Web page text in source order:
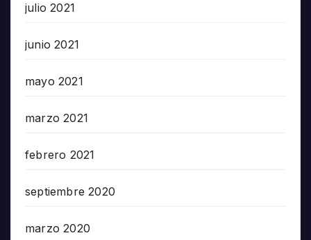
julio 2021
junio 2021
mayo 2021
marzo 2021
febrero 2021
septiembre 2020
marzo 2020